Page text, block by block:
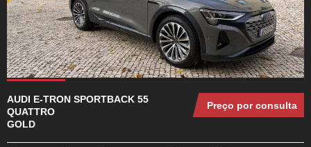
Preço por consulta
AUDI E-TRON SPORTBACK 55
QUATTRO
GOLD